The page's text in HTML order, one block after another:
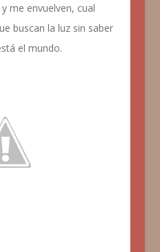
me envuelven, cual
buscan la luz sin saber
el mundo.